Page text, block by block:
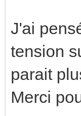
J'ai
tension
parait
Merci